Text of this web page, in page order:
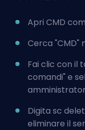
Apri CMD
Cerca "CMD"
Fai clic con il
comandi" e
Digita sc
eliminare il